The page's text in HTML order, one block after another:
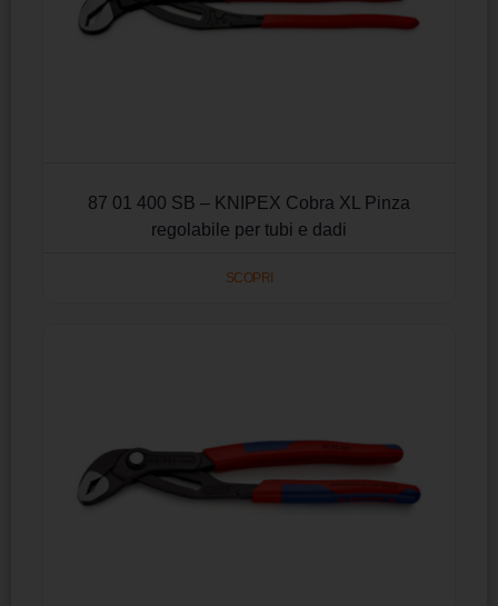
87 01 400 SB – KNIPEX Cobra XL Pinza
regolabile per tubi e dadi
SCOPRI